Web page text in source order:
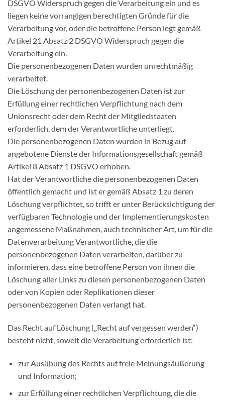
DSGVO Widerspruch gegen die Verarbeitung ein und es
liegen keine vorrangigen berechtigten Gründe für die
Verarbeitung vor, oder die betroffene Person legt gemäß
Artikel 21 Absatz 2 DSGVO Widerspruch gegen die
Verarbeitung ein.
Die personenbezogenen Daten wurden unrechtmäßig
verarbeitet.
Die Löschung der personenbezogenen Daten ist zur
Erfüllung einer rechtlichen Verpflichtung nach dem
Unionsrecht oder dem Recht der Mitgliedstaaten
erforderlich, dem der Verantwortliche unterliegt.
Die personenbezogenen Daten wurden in Bezug auf
angebotene Dienste der Informationsgesellschaft gemäß
Artikel 8 Absatz 1 DSGVO erhoben.
Hat der Verantwortliche die personenbezogenen Daten
öffentlich gemacht und ist er gemäß Absatz 1 zu deren
Löschung verpflichtet, so trifft er unter Berücksichtigung der
verfügbaren Technologie und der Implementierungskosten
angemessene Maßnahmen, auch technischer Art, um für die
Datenverarbeitung Verantwortliche, die die
personenbezogenen Daten verarbeiten, darüber zu
informieren, dass eine betroffene Person von ihnen die
Löschung aller Links zu diesen personenbezogenen Daten
oder von Kopien oder Replikationen dieser
personenbezogenen Daten verlangt hat.
Das Recht auf Löschung („Recht auf vergessen werden“)
besteht nicht, soweit die Verarbeitung erforderlich ist:
zur Ausübung des Rechts auf freie Meinungsäußerung
und Information;
zur Erfüllung einer rechtlichen Verpflichtung, die die